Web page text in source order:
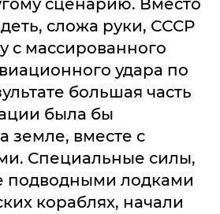
сценарию. Вместо
сложа руки, СССР
с массированного
удара по
большая часть
была бы
земле, вместе с
Специальные силы,
подводными лодками
кораблях, начали